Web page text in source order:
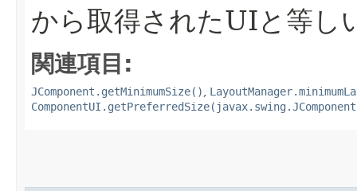
から取得されたUIと等し
関連項目:
JComponent.getMinimumSize()